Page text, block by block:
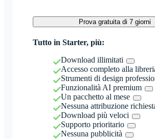
Prova gratuita di 7 giorni
Tutto in Starter, più:
Download illimitati
Accesso completo alla
Strumenti di design
Funzionalità AI premium
Un pacchetto al mese
Nessuna attribuzione
Download più veloci
Supporto prioritario
Nessuna pubblicità